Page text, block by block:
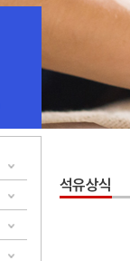
석유상식